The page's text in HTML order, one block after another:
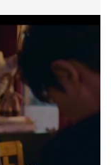
으로서 제 역할을
의 매력 포인트를
하리의 예측불허
싶은 여자 장하리와
…